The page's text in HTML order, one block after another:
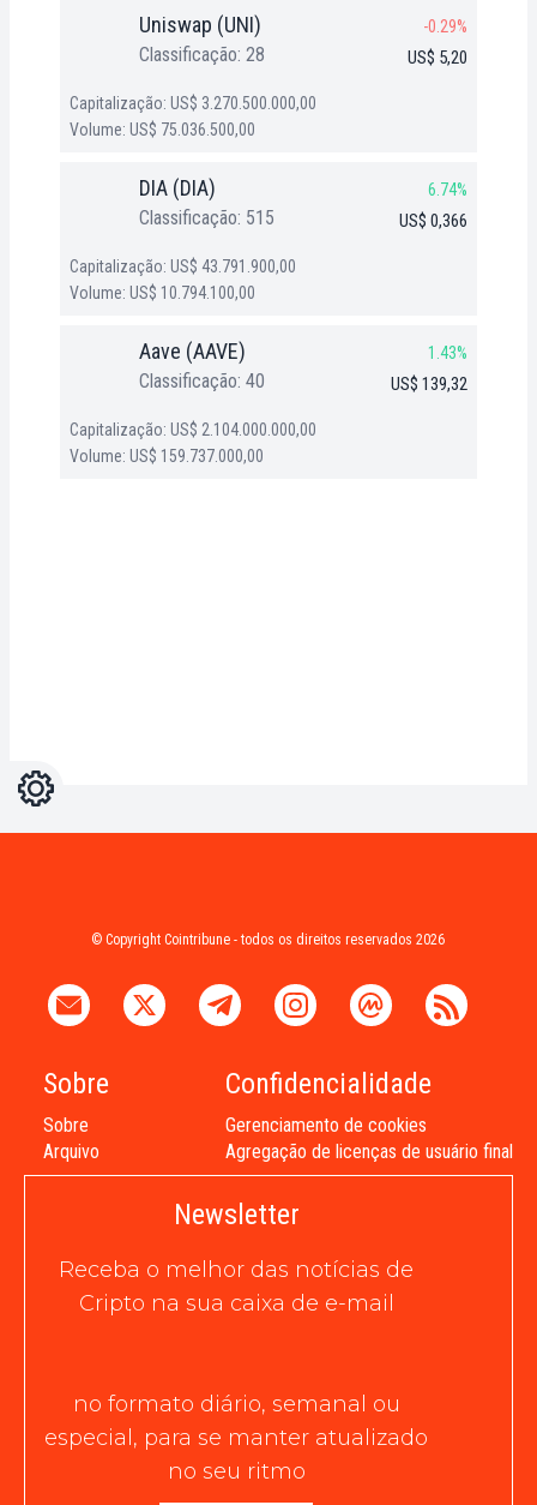
Uniswap (UNI)
Classificação: 28
-0.29%
US$ 5,20
Capitalização: US$ 3.270.500.000,00
Volume: US$ 75.036.500,00
DIA (DIA)
Classificação: 515
6.74%
US$ 0,366
Capitalização: US$ 43.791.900,00
Volume: US$ 10.794.100,00
Aave (AAVE)
Classificação: 40
1.43%
US$ 139,32
Capitalização: US$ 2.104.000.000,00
Volume: US$ 159.737.000,00
Configurações
© Copyright Cointribune - todos os direitos reservados 2026
Sobre
Sobre
Arquivo
Confidencialidade
Gerenciamento de cookies
Agregação de licenças de usuário final
Newsletter
Receba o melhor das notícias de
Cripto na sua caixa de e-mail
no formato diário, semanal ou
especial, para se manter atualizado
no seu ritmo